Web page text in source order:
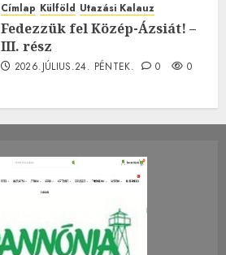
Címlap Külföld Utazási Kalauz
Fedezzük fel Közép-Ázsiát! –
III. rész
2026.JÚLIUS.24. PÉNTEK. 0 0